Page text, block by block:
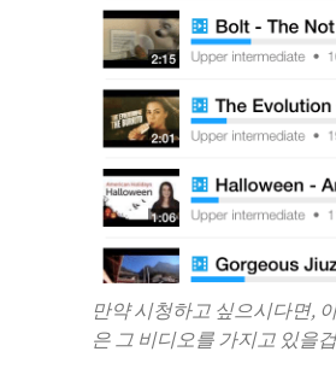
만약 시청하고 싶으시다면,
은 그 비디오를 가지고 있을